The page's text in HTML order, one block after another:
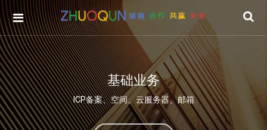
基础业务
ICP备案、空间、云服务器、邮箱